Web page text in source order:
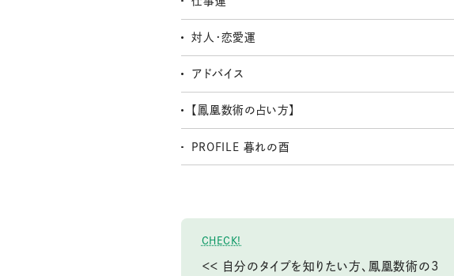
対人・恋愛運
アドバイス
【鳳凰数術の占い方】
PROFILE 暮れの酉
CHECK!
＜＜ 自分のタイプを知りたい方、鳳凰数術の3